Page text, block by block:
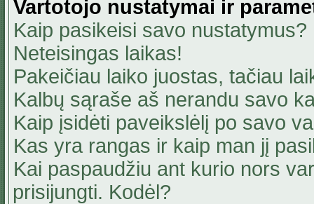
Vartotojo nustatymai ir
Kaip pasikeisi savo nustatymus?
Neteisingas laikas!
Pakeičiau laiko juostas, tačiau
Kalbų sąraše aš nerandu savo
Kaip įsidėti paveikslėlį po savo
Kas yra rangas ir kaip man jį
Kai paspaudžiu ant kurio nors
prisijungti. Kodėl?